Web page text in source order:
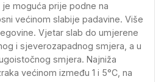
je moguća prije podne na
većinom slabije padavine. Više
Vjetar slab do umjerene
i sjeverozapadnog smjera, a u
smjera. Najniža
većinom između 1 i 5°C, na